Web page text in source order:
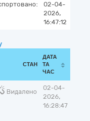
02-04-
2026,
16:47:12
СТАН
ДАТА
ТА
ЧАС
Видалено
02-04-
2026,
16:28:47